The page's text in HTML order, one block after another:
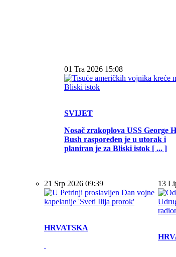
01 Tra 2026 15:08
SVIJET
Nosač zrakoplova USS George
Bush raspoređen je u utorak i
planiran je za Bliski istok [ ... ]
21 Srp 2026 09:39
HRVATSKA
13